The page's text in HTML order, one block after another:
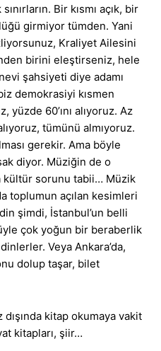
Bir kısmı açık, bir
girmiyor tümden. Yani
Kraliyet Ailesini
birini eleştirseniz, hele
şahsiyeti diye adamı
demokrasiyi kısmen
yüzde 60’ını alıyoruz. Az
tümünü almıyoruz.
gerekir. Ama böyle
diyor. Müziğin de o
kültür sorunu tabii… Müzik
toplumun açılan kesimleri
şimdi, İstanbul’un belli
çok yoğun bir beraberlik
Veya Ankara’da,
dolup taşar, bilet
dışında kitap okumaya vakit
kitapları, şiir…